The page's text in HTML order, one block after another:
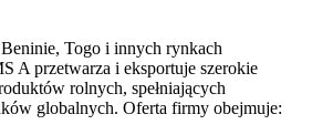
Togo i innych rynkach
A przetwarza i eksportuje szerokie
rolnych, spełniających
globalnych. Oferta firmy obejmuje: